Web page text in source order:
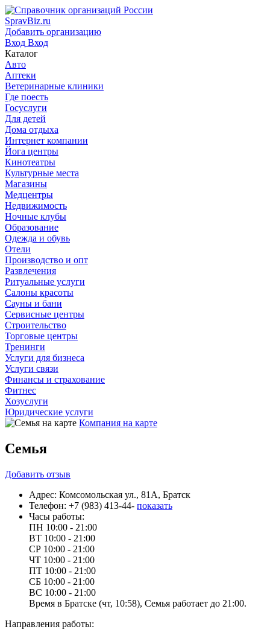
SpravBiz.ru
Добавить организацию
Вход Вход
Каталог
Авто
Аптеки
Ветеринарные клиники
Где поесть
Госуслуги
Для детей
Дома отдыха
Интернет компании
Йога центры
Кинотеатры
Культурные места
Магазины
Медцентры
Недвижимость
Ночные клубы
Образование
Одежда и обувь
Отели
Производство и опт
Развлечения
Ритуальные услуги
Салоны красоты
Сауны и бани
Сервисные центры
Строительство
Торговые центры
Тренинги
Услуги для бизнеса
Услуги связи
Финансы и страхование
Фитнес
Хозуслуги
Юридические услуги
Компания на карте
Семья
Добавить отзыв
Адрес: Комсомольская ул., 81А, Братск
Телефон: +7 (983) 413-44- показать
Часы работы:
ПН 10:00 - 21:00
ВТ 10:00 - 21:00
СР 10:00 - 21:00
ЧТ 10:00 - 21:00
ПТ 10:00 - 21:00
СБ 10:00 - 21:00
ВС 10:00 - 21:00
Время в Братске (чт, 10:58), Семья работает до 21:00.
Направления работы: